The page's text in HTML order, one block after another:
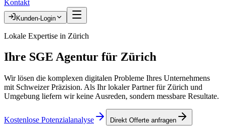
Kontakt
Kunden-Login
Lokale Expertise in Zürich
Ihre SGE Agentur für Zürich
Wir lösen die komplexen digitalen Probleme Ihres Unternehmens
mit Schweizer Präzision. Als Ihr lokaler Partner für Zürich und
Umgebung liefern wir keine Ausreden, sondern messbare Resultate.
Kostenlose Potenzialanalyse Direkt Offerte anfragen